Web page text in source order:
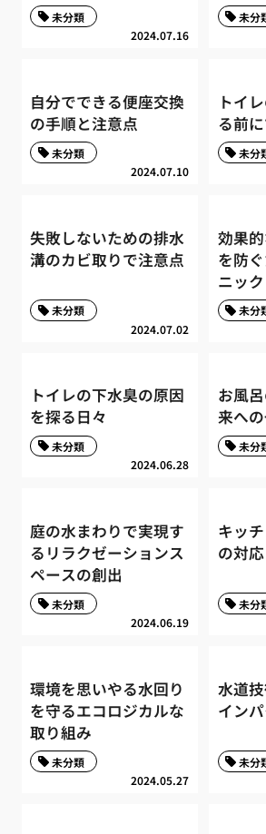
2024.07.16
未分類 未分
自分でできる便座交換
の手順と注意点
2024.07.10
未分類
トイ
る前
未分
失敗しないための排水
溝のカビ取りで注意点
2024.07.02
未分類
効果
を防
ニック
未分
トイレの下水臭の原因
を探る日々
2024.06.28
未分類
お風
来へ
未分
庭の水まわりで実現す
るリラクゼーションス
ペースの創出
2024.06.19
未分類
キッ
の対
未分
環境を思いやる水回り
を守るエコロジカルな
取り組み
2024.05.27
未分類
水道
イン
未分